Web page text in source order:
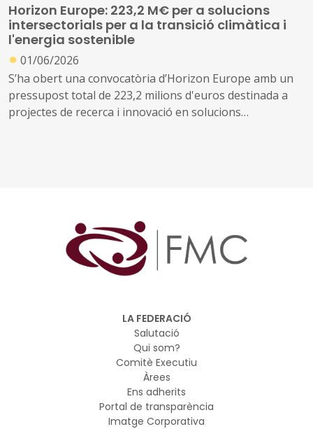
tolerància i el sentiment de pertinença europea. És una
de les convocatòries de participació ciutadana amb més
tradició del programa i té una rellevància directa per als
governs locals, ja que els municipis en són els principals
destinataris.
Horizon Europe: 223,2 M€ per a solucions
intersectorials per a la transició climàtica i
l'energia sostenible
● 01/06/2026
S’ha obert una convocatòria d’Horizon Europe amb un
pressupost total de 223,2 milions d'euros destinada a
projectes de recerca i innovació en solucions
LA FEDERACIÓ
Salutació
Qui som?
Comitè Executiu
Àrees
Ens adherits
Portal de transparència
Imatge Corporativa